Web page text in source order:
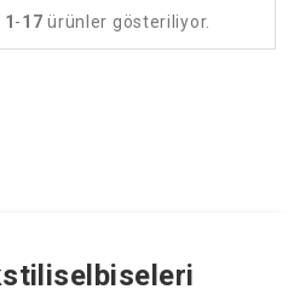
1 -17 ürünler gösteriliyor.